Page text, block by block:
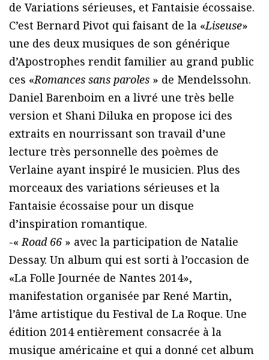
de Variations sérieuses, et Fantaisie écossaise.
C’est Bernard Pivot qui faisant de la «Liseuse»
une des deux musiques de son générique
d’Apostrophes rendit familier au grand public
ces «Romances sans paroles » de Mendelssohn.
Daniel Barenboim en a livré une très belle
version et Shani Diluka en propose ici des
extraits en nourrissant son travail d’une
lecture très personnelle des poèmes de
Verlaine ayant inspiré le musicien. Plus des
morceaux des variations sérieuses et la
Fantaisie écossaise pour un disque
d’inspiration romantique.
-« Road 66 » avec la participation de Natalie
Dessay. Un album qui est sorti à l’occasion de
«La Folle Journée de Nantes 2014»,
manifestation organisée par René Martin,
l’âme artistique du Festival de La Roque. Une
édition 2014 entièrement consacrée à la
musique américaine et qui a donné cet album